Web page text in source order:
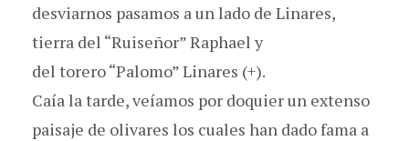
desviarnos pasamos a un lado de Linares,
tierra del “Ruiseñor” Raphael y
del torero “Palomo” Linares (+).
Caía la tarde, veíamos por doquier un extenso
paisaje de olivares los cuales han dado fama a